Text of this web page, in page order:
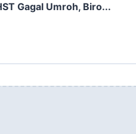
Gagal Umroh, Biro...